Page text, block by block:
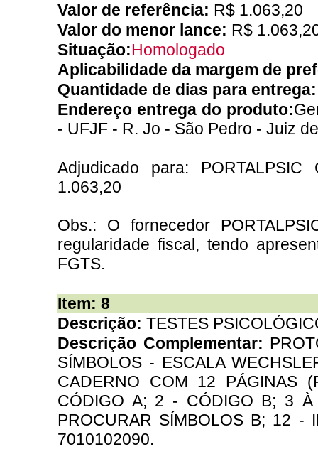
Valor de referência: R$ 1.063,20
Valor do menor lance: R$
Situação:Homologado
Aplicabilidade da margem de
Quantidade de dias para
Endereço entrega do produto:
- UFJF - R. Jo - São Pedro - Juiz
Adjudicado para:
1.063,20
Obs.: O fornecedor
regularidade fiscal, tendo
FGTS.
Item: 8
Descrição: TESTES
Descrição Complementar:
SÍMBOLOS - ESCALA
CADERNO COM 12 PÁGINAS
CÓDIGO A; 2 - CÓDIGO B; 3
PROCURAR SÍMBOLOS B; 12 -
7010102090.